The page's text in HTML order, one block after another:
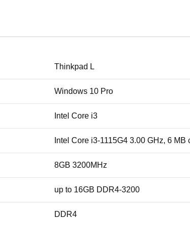
Thinkpad L
Windows 10 Pro
Intel Core i3
Intel Core i3-1115G4 3.00 GHz, 6 MB
8GB 3200MHz
up to 16GB DDR4-3200
DDR4